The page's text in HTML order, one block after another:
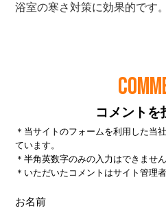
コメントを
＊当サイトのフォームを利用した当
ています。
＊半角英数字のみの入力はできません
＊いただいたコメントはサイト管理
お名前